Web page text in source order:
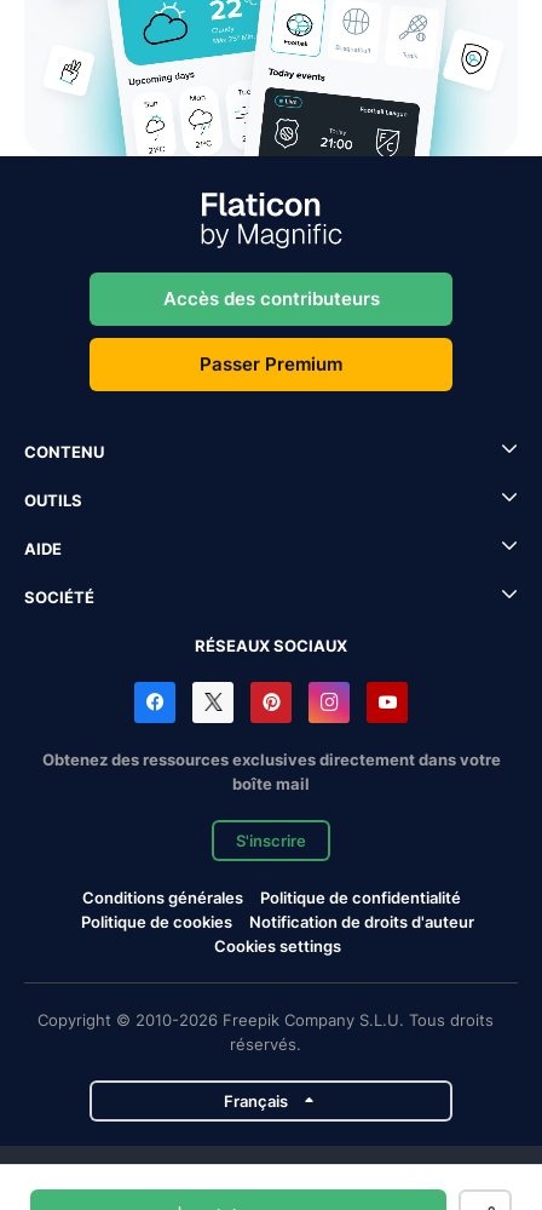
Accès des contributeurs
Passer Premium
CONTENU
OUTILS
AIDE
SOCIÉTÉ
RÉSEAUX SOCIAUX
Obtenez des ressources exclusives directement dans votre
boîte mail
S'inscrire
Conditions générales
Politique de confidentialité
Politique de cookies
Notification de droits d'auteur
Cookies settings
Copyright © 2010-2026 Freepik Company S.L.U. Tous droits
réservés.
Français